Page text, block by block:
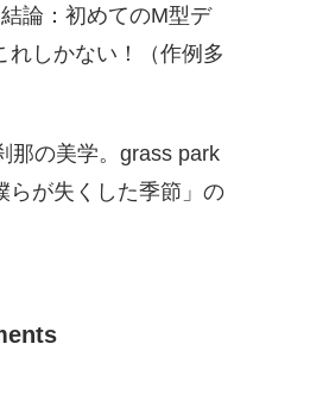
論：初めてのM型デ
れしかない！（作例多
那の美学。grass park
らが失くした季節」の